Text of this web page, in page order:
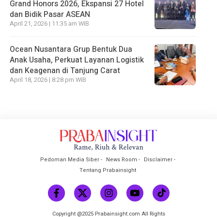
Grand Honors 2026, Ekspansi 27 Hotel
dan Bidik Pasar ASEAN
April 21, 2026 | 11:35 am WIB
Ocean Nusantara Grup Bentuk Dua
Anak Usaha, Perkuat Layanan Logistik
dan Keagenan di Tanjung Carat
April 18, 2026 | 8:28 pm WIB
Pedoman Media Siber News Room
Disclaimer
Tentang Prabainsight
Copyright @2025 Prabainsight.com All Rights